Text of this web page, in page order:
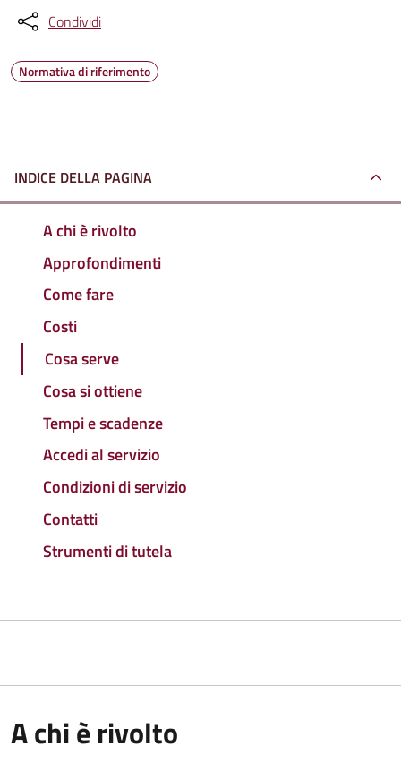
Condividi
Normativa di riferimento
INDICE DELLA PAGINA
A chi è rivolto
Approfondimenti
Come fare
Costi
Cosa serve
Cosa si ottiene
Tempi e scadenze
Accedi al servizio
Condizioni di servizio
Contatti
Strumenti di tutela
A chi è rivolto